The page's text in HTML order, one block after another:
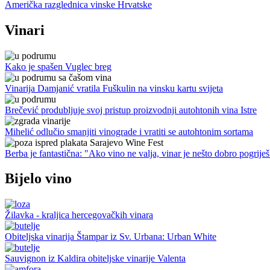
Američka razglednica vinske Hrvatske
Vinari
Kako je spašen Vuglec breg
Vinarija Damjanić vratila Fuškulin na vinsku kartu svijeta
Brečević produbljuje svoj pristup proizvodnji autohtonih vina Istre
Mihelić odlučio smanjiti vinograde i vratiti se autohtonim sortama
Berba je fantastična: "Ako vino ne valja, vinar je nešto dobro
Bijelo vino
Žilavka - kraljica hercegovačkih vinara
Obiteljska vinarija Štampar iz Sv. Urbana: Urban White
Sauvignon iz Kaldira obiteljske vinarije Valenta